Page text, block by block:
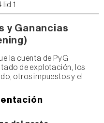
1.
y Ganancias
la cuenta de PyG
de explotación, los
otros impuestos y el